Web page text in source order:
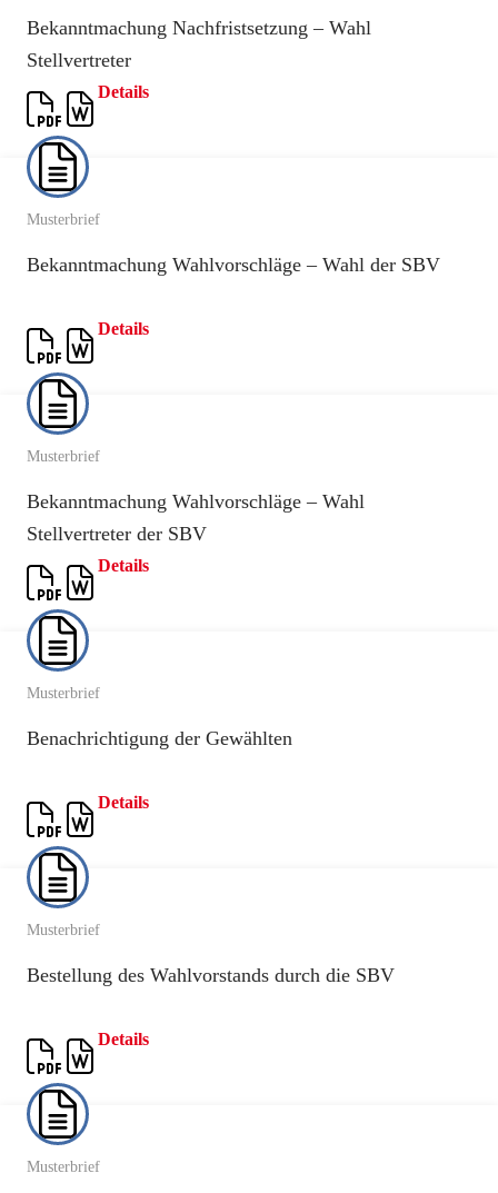
Bekanntmachung Nachfristsetzung – Wahl
Stellvertreter
Details
Musterbrief
Bekanntmachung Wahlvorschläge – Wahl der SBV
Details
Musterbrief
Bekanntmachung Wahlvorschläge – Wahl
Stellvertreter der SBV
Details
Musterbrief
Benachrichtigung der Gewählten
Details
Musterbrief
Bestellung des Wahlvorstands durch die SBV
Details
Musterbrief